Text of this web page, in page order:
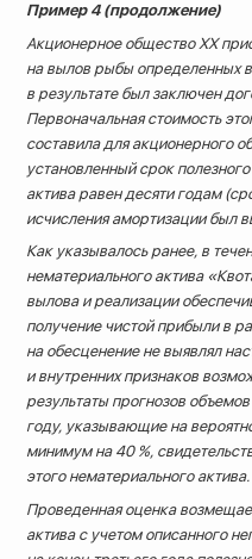
Пример 4 (продолжение)
Акционерное общество XX
на вылов рыбы определенных
в результате был заключен
Первоначальная стоимость
составила для акционерного
установленный срок
актива равен десяти годам
исчисления амортизации был
Как указывалось ранее, в
нематериального актива
вылова и реализации
получение чистой прибыли в
на обесценение не выявлял
и внутренних признаков
результаты прогнозов
году, указывающие на
минимум на 40 %,
этого нематериального актива.
Проведенная оценка
актива с учетом описанного